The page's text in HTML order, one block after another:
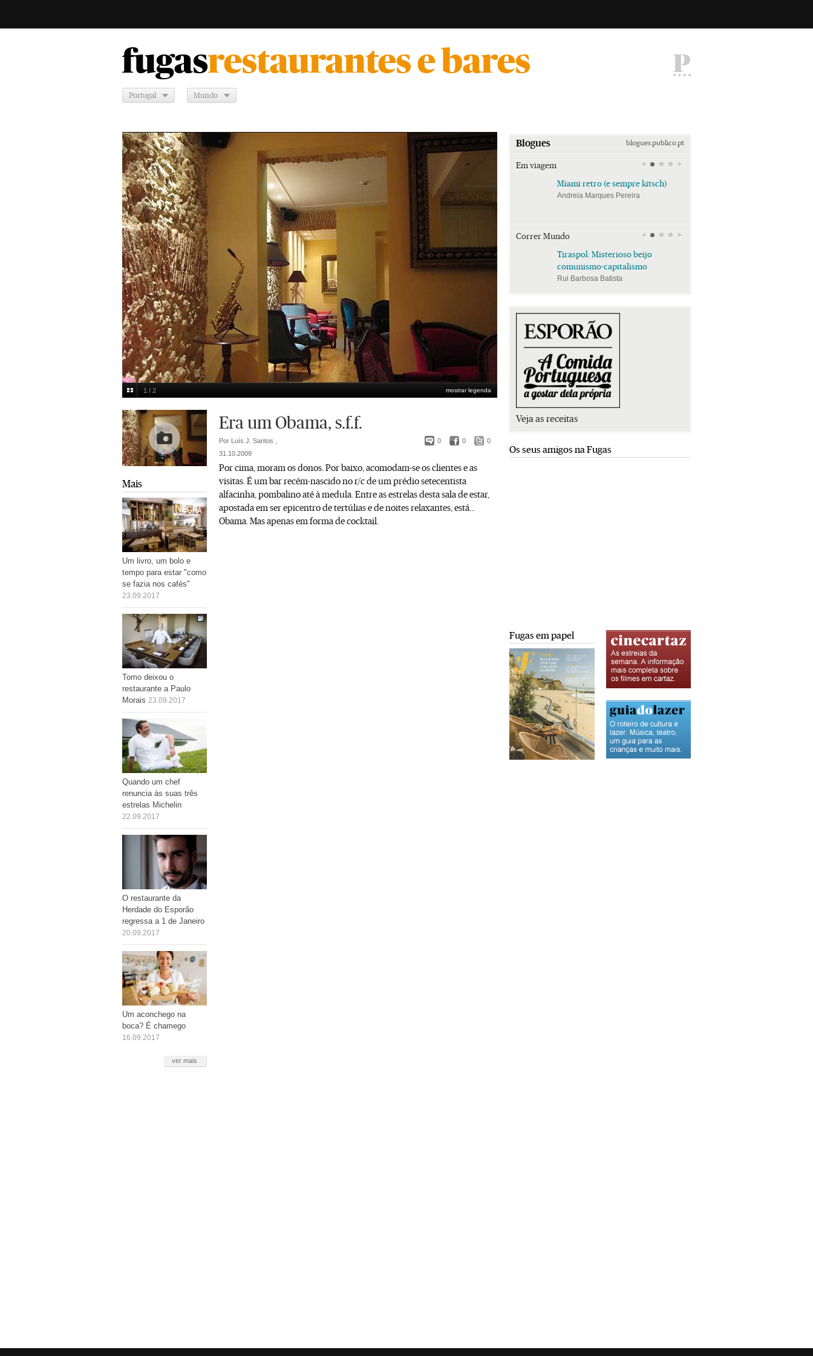
fugasrestaurantes e bares P
Portugal Mundo
DR
mostrar legenda
1 / 2
Multimedia
Mais
Um livro, um bolo e
tempo para estar "como
se fazia nos cafés"
23.09.2017
Tomo deixou o
restaurante a Paulo
Morais 23.09.2017
Quando um chef
renuncia às suas três
estrelas Michelin
22.09.2017
O restaurante da
Herdade do Esporão
regressa a 1 de Janeiro
20.09.2017
Um aconchego na
boca? É chamego
16.09.2017
ver mais
Era um Obama, s.f.f.
0 0 0
Por Luís J. Santos ,
31.10.2009
Por cima, moram os donos. Por baixo, acomodam-se os clientes e as
visitas. É um bar recém-nascido no r/c de um prédio setecentista
alfacinha, pombalino até à medula. Entre as estrelas desta sala de estar,
apostada em ser epicentro de tertúlias e de noites relaxantes, está...
Obama. Mas apenas em forma de cocktail.
Blogues blogues.publico.pt
Em viagem
Miami retro (e sempre kitsch)
Andreia Marques Pereira
Correr Mundo
Tiraspol: Misterioso beijo
comunismo-capitalismo
Rui Barbosa Batista
Veja as receitas
Os seus amigos na Fugas
Fugas em papel